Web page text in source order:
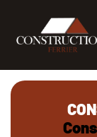
contenu